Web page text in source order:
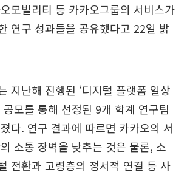
모빌리티 등 카카오그룹의 서비스가
연구 성과들을 공유했다고 22일 밝
지난해 진행된 ‘디지털 플랫폼 일상
공모를 통해 선정된 9개 학계 연구팀
다. 연구 결과에 따르면 카카오의 서
소통 장벽을 낮추는 것은 물론, 소
전환과 고령층의 정서적 연결 등 사